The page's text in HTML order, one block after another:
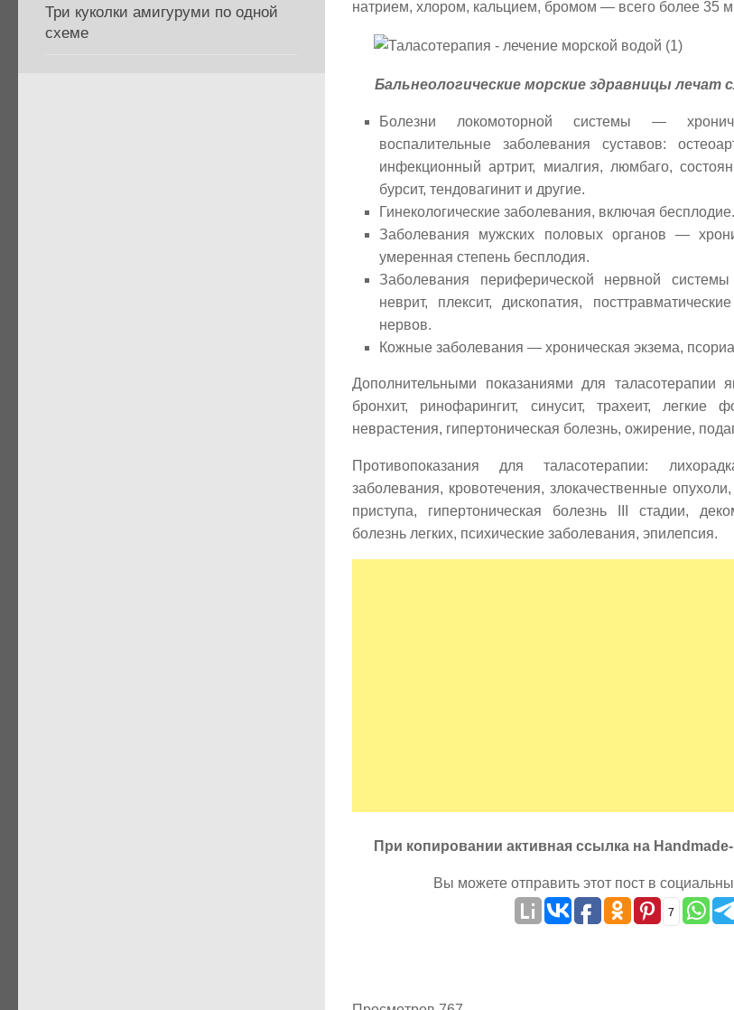
натрием, хлором, кальцием, бромом — всего более 35
Бальнеологические морские здравницы лечат
Болезни локомоторной системы —
воспалительные заболевания суставов:
инфекционный артрит, миалгия, люмбаго,
бурсит, тендовагинит и другие.
Гинекологические заболевания, включая бесплодие.
Заболевания мужских половых органов —
умеренная степень бесплодия.
Заболевания периферической нервной
неврит, плексит, дископатия,
нервов.
Кожные заболевания — хроническая экзема,
Дополнительными показаниями для таласотерапии
бронхит, ринофарингит, синусит, трахеит, легкие
неврастения, гипертоническая болезнь, ожирение,
Противопоказания для таласотерапии:
заболевания, кровотечения, злокачественные
приступа, гипертоническая болезнь III стадии,
болезнь легких, психические заболевания, эпилепсия.
При копировании активная ссылка на
Вы можете отправить этот пост в
7
Три куколки амигуруми по одной
схеме